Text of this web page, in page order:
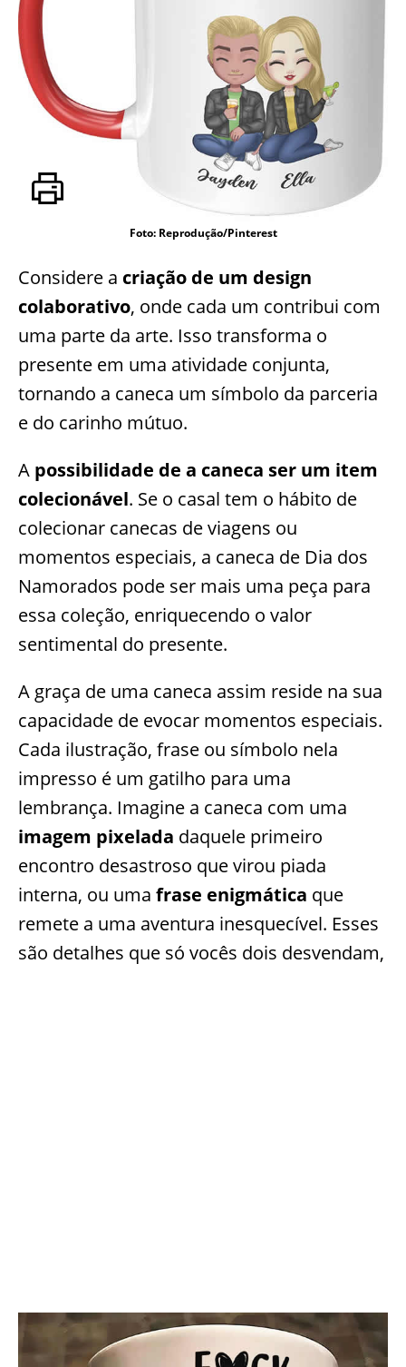
Foto: Reprodução/Pinterest
Considere a criação de um design
colaborativo, onde cada um contribui com
uma parte da arte. Isso transforma o
presente em uma atividade conjunta,
tornando a caneca um símbolo da parceria
e do carinho mútuo.
A possibilidade de a caneca ser um item
colecionável. Se o casal tem o hábito de
colecionar canecas de viagens ou
momentos especiais, a caneca de Dia dos
Namorados pode ser mais uma peça para
essa coleção, enriquecendo o valor
sentimental do presente.
A graça de uma caneca assim reside na sua
capacidade de evocar momentos especiais.
Cada ilustração, frase ou símbolo nela
impresso é um gatilho para uma
lembrança. Imagine a caneca com uma
imagem pixelada daquele primeiro
encontro desastroso que virou piada
interna, ou uma frase enigmática que
remete a uma aventura inesquecível. Esses
são detalhes que só vocês dois desvendam,